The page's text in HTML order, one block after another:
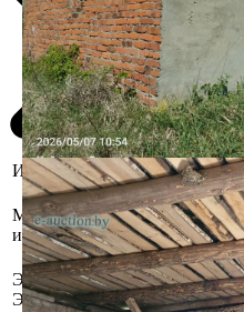
Информация о предмете
Местоположение
имущества
1/2
Этажность сооружения /
Этаж
1 / 1